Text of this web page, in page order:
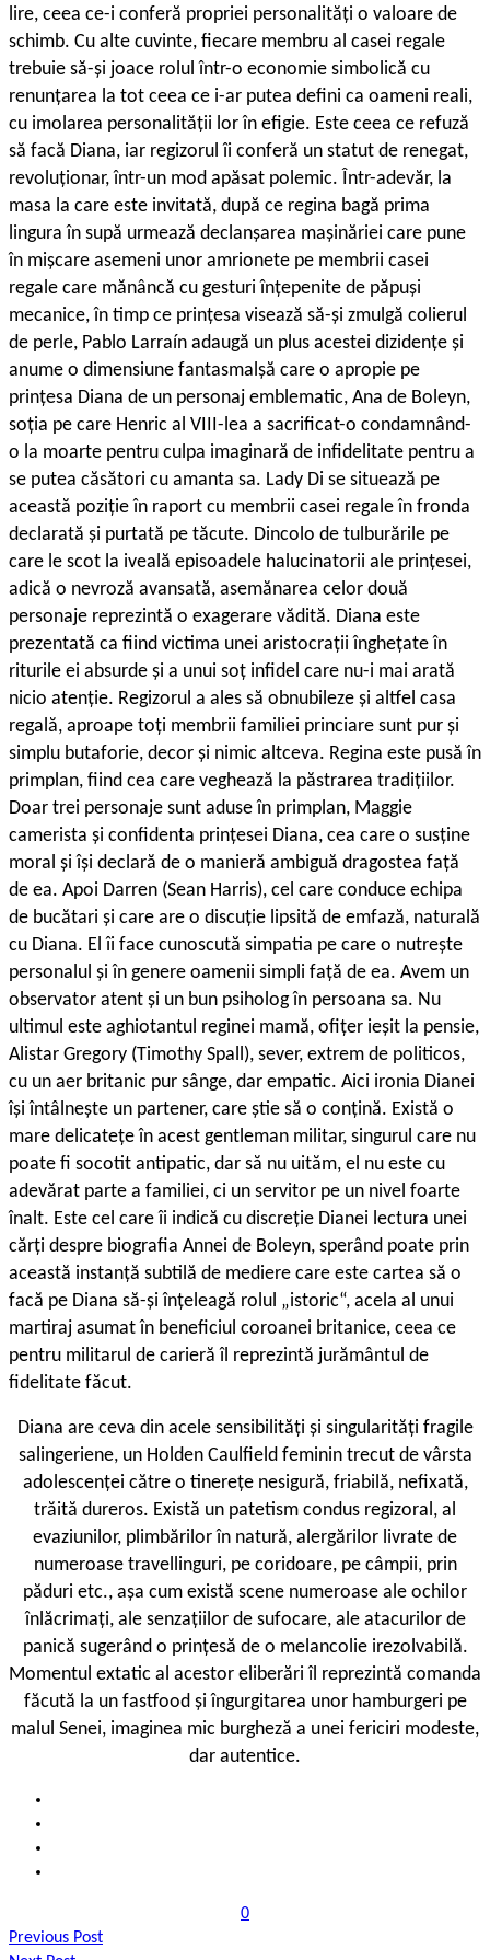
lire, ceea ce-i conferă propriei personalități o valoare de
schimb. Cu alte cuvinte, fiecare membru al casei regale
trebuie să-și joace rolul într-o economie simbolică cu
renunțarea la tot ceea ce i-ar putea defini ca oameni reali,
cu imolarea personalității lor în efigie. Este ceea ce refuză
să facă Diana, iar regizorul îi conferă un statut de renegat,
revoluționar, într-un mod apăsat polemic. Într-adevăr, la
masa la care este invitată, după ce regina bagă prima
lingura în supă urmează declanșarea mașinăriei care pune
în mișcare asemeni unor amrionete pe membrii casei
regale care mănâncă cu gesturi înțepenite de păpuși
mecanice, în timp ce prințesa visează să-și zmulgă colierul
de perle, Pablo Larraín adaugă un plus acestei dizidențe și
anume o dimensiune fantasmalșă care o apropie pe
prințesa Diana de un personaj emblematic, Ana de Boleyn,
soția pe care Henric al VIII-lea a sacrificat-o condamnând-
o la moarte pentru culpa imaginară de infidelitate pentru a
se putea căsători cu amanta sa. Lady Di se situează pe
această poziție în raport cu membrii casei regale în fronda
declarată și purtată pe tăcute. Dincolo de tulburările pe
care le scot la iveală episoadele halucinatorii ale prințesei,
adică o nevroză avansată, asemănarea celor două
personaje reprezintă o exagerare vădită. Diana este
prezentată ca fiind victima unei aristocrații înghețate în
riturile ei absurde și a unui soț infidel care nu-i mai arată
nicio atenție. Regizorul a ales să obnubileze și altfel casa
regală, aproape toți membrii familiei princiare sunt pur și
simplu butaforie, decor și nimic altceva. Regina este pusă în
primplan, fiind cea care veghează la păstrarea tradițiilor.
Doar trei personaje sunt aduse în primplan, Maggie
camerista și confidenta prințesei Diana, cea care o susține
moral și își declară de o manieră ambiguă dragostea față
de ea. Apoi Darren (Sean Harris), cel care conduce echipa
de bucătari și care are o discuție lipsită de emfază, naturală
cu Diana. El îi face cunoscută simpatia pe care o nutrește
personalul și în genere oamenii simpli față de ea. Avem un
observator atent și un bun psiholog în persoana sa. Nu
ultimul este aghiotantul reginei mamă, ofițer ieșit la pensie,
Alistar Gregory (Timothy Spall), sever, extrem de politicos,
cu un aer britanic pur sânge, dar empatic. Aici ironia Dianei
își întâlnește un partener, care știe să o conțină. Există o
mare delicatețe în acest gentleman militar, singurul care nu
poate fi socotit antipatic, dar să nu uităm, el nu este cu
adevărat parte a familiei, ci un servitor pe un nivel foarte
înalt. Este cel care îi indică cu discreție Dianei lectura unei
cărți despre biografia Annei de Boleyn, sperând poate prin
această instanță subtilă de mediere care este cartea să o
facă pe Diana să-și înțeleagă rolul „istoric“, acela al unui
martiraj asumat în beneficiul coroanei britanice, ceea ce
pentru militarul de carieră îl reprezintă jurământul de
fidelitate făcut.
Diana are ceva din acele sensibilități și singularități fragile
salingeriene, un Holden Caulfield feminin trecut de vârsta
adolescenței către o tinerețe nesigură, friabilă, nefixată,
trăită dureros. Există un patetism condus regizoral, al
evaziunilor, plimbărilor în natură, alergărilor livrate de
numeroase travellinguri, pe coridoare, pe câmpii, prin
păduri etc., așa cum există scene numeroase ale ochilor
înlăcrimați, ale senzațiilor de sufocare, ale atacurilor de
panică sugerând o prințesă de o melancolie irezolvabilă.
Momentul extatic al acestor eliberări îl reprezintă comanda
făcută la un fastfood și îngurgitarea unor hamburgeri pe
malul Senei, imaginea mic burgheză a unei fericiri modeste,
dar autentice.
0
Previous Post